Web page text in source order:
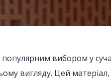
вибором у
вигляду. Цей